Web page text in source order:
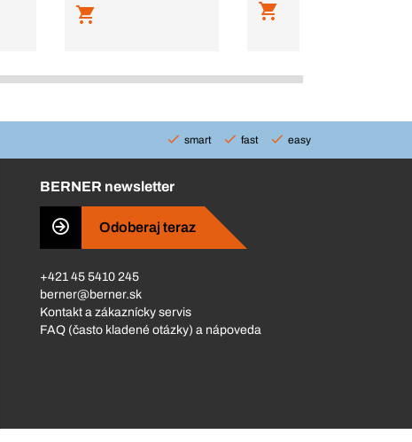
smart fast easy
BERNER newsletter
Odoberaj teraz
+421 45 5410 245
berner@berner.sk
Kontakt a zákaznícky servis
FAQ (často kladené otázky) a nápoveda